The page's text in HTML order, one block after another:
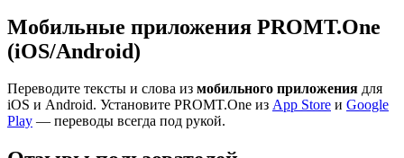
Мобильные приложения PROMT.One
(iOS/Android)
Переводите тексты и слова из мобильного приложения для
iOS и Android. Установите PROMT.One из App Store и Google
Play — переводы всегда под рукой.